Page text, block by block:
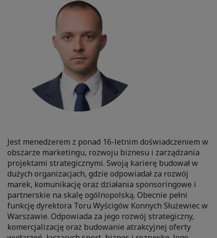
Jest menedżerem z ponad 16-letnim doświadczeniem w
obszarze marketingu, rozwoju biznesu i zarządzania
projektami strategicznymi. Swoją karierę budował w
dużych organizacjach, gdzie odpowiadał za rozwój
marek, komunikację oraz działania sponsoringowe i
partnerskie na skalę ogólnopolską. Obecnie pełni
funkcję dyrektora Toru Wyścigów Konnych Służewiec w
Warszawie. Odpowiada za jego rozwój strategiczny,
komercjalizację oraz budowanie atrakcyjnej oferty